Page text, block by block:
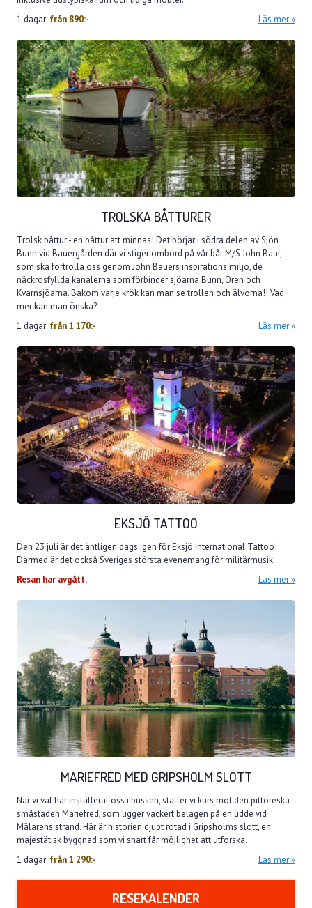
1 dagar från 890:- Läs mer
TROLSKA BÅTTURER
Trolsk båttur - en båttur att minnas! Det börjar i södra delen av Sjön
Bunn vid Bauergården där vi stiger ombord på vår båt M/S John Baur,
som ska förtrolla oss genom John Bauers inspirations miljö, de
näckrosfyllda kanalerna som förbinder sjöarna Bunn, Ören och
Kvarnsjöarna. Bakom varje krök kan man se trollen och älvorna!! Vad
mer kan man önska?
1 dagar från1 170:- Läs mer
EKSJÖ TATTOO
Den 23 juli är det äntligen dags igen för Eksjö International Tattoo!
Därmed är det också Sveriges största evenemang för militärmusik.
Resan har avgått.
Läs mer
MARIEFRED MED GRIPSHOLM SLOTT
När vi väl har installerat oss i bussen, ställer vi kurs mot den pittoreska
småstaden Mariefred, som ligger vackert belägen på en udde vid
Mälarens strand. Här är historien djupt rotad i Gripsholms slott, en
majestätisk byggnad som vi snart får möjlighet att utforska.
1 dagar från1 290:- Läs mer
RESEKALENDER